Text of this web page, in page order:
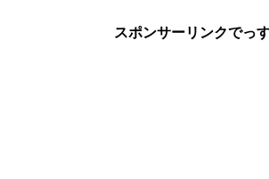
スポンサーリンクでっす